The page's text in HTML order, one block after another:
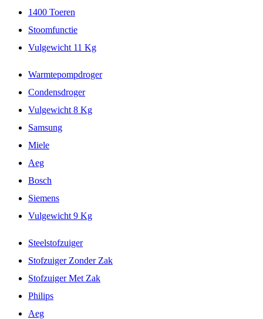
1400 Toeren
Stoomfunctie
Vulgewicht 11 Kg
Warmtepompdroger
Condensdroger
Vulgewicht 8 Kg
Samsung
Miele
Aeg
Bosch
Siemens
Vulgewicht 9 Kg
Steelstofzuiger
Stofzuiger Zonder Zak
Stofzuiger Met Zak
Philips
Aeg